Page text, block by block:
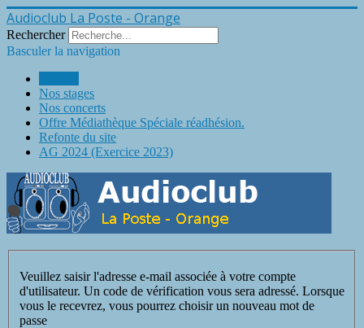
Audioclub La Poste - Orange
Rechercher
Basculer la navigation
Nos stages
Nos concerts
Offre Médiathèque Spéciale réadhésion.
Refonte du site
AG 2024 (Exercice 2023)
Veuillez saisir l'adresse e-mail associée à votre compte
d'utilisateur. Un code de vérification vous sera adressé. Lorsque
vous le recevrez, vous pourrez choisir un nouveau mot de
passe